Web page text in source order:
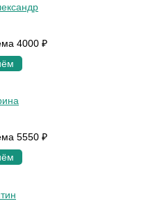
4000 ₽
5550 ₽